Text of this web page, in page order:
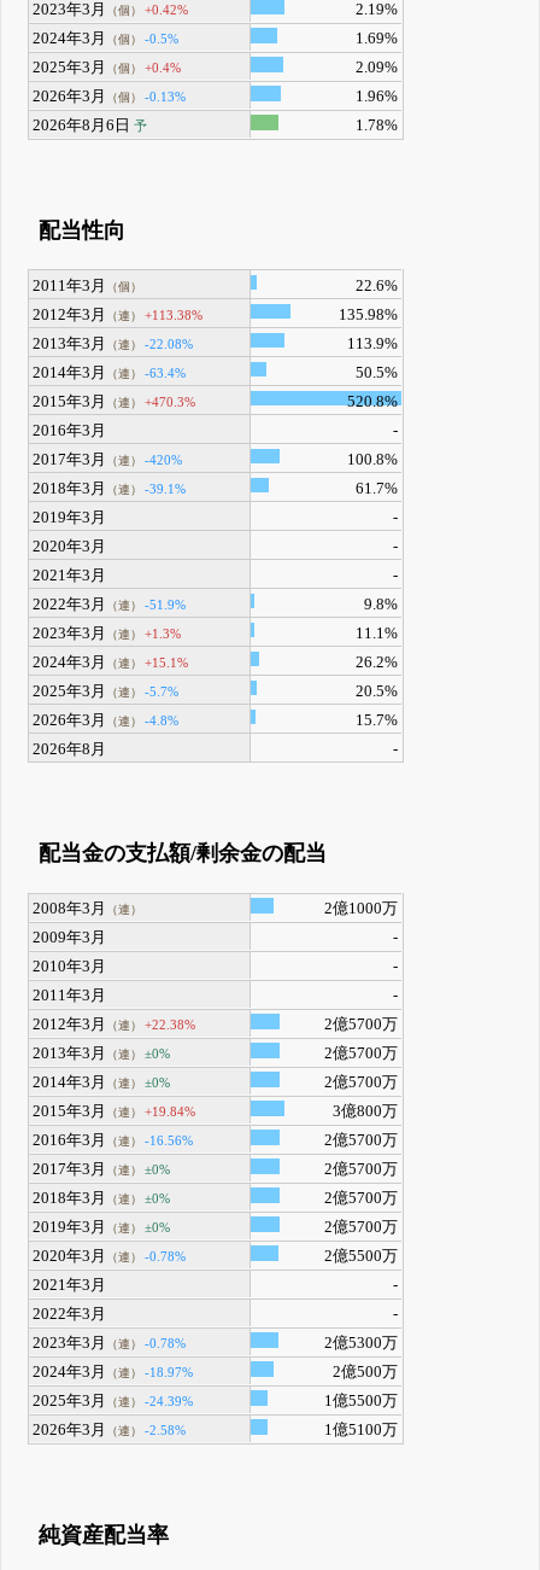
2023年3月
（個） +0.42%
2.19%
2024年3月
（個） -0.5%
1.69%
2025年3月
（個） +0.4%
2.09%
2026年3月
（個） -0.13%
1.96%
2026年8月6日 予 1.78%
配当性向
2011年3月 （個）
22.6%
2012年3月
（連） +113.38%
135.98%
2013年3月
（連） -22.08%
113.9%
2014年3月
（連） -63.4%
50.5%
2015年3月
（連） +470.3%
520.8%
2016年3月
-
2017年3月
（連） -420%
100.8%
2018年3月
（連） -39.1%
61.7%
2019年3月
-
2020年3月
-
2021年3月
-
2022年3月
（連） -51.9%
9.8%
2023年3月
（連） +1.3%
11.1%
2024年3月
（連） +15.1%
26.2%
2025年3月
（連） -5.7%
20.5%
2026年3月
（連） -4.8%
15.7%
2026年8月
-
配当金の支払額/剰余金の配当
2008年3月 （連）
2億1000万
2009年3月
-
2010年3月
-
2011年3月
-
2012年3月
（連） +22.38%
2億5700万
2013年3月
（連） ±0%
2億5700万
2014年3月
（連） ±0%
2億5700万
2015年3月
（連） +19.84%
3億800万
2016年3月
（連） -16.56%
2億5700万
2017年3月
（連） ±0%
2億5700万
2018年3月
（連） ±0%
2億5700万
2019年3月
（連） ±0%
2億5700万
2020年3月
（連） -0.78%
2億5500万
2021年3月
-
2022年3月
-
2023年3月
（連） -0.78%
2億5300万
2024年3月
（連） -18.97%
2億500万
2025年3月
（連） -24.39%
1億5500万
2026年3月
（連） -2.58% 1億5100万
純資産配当率